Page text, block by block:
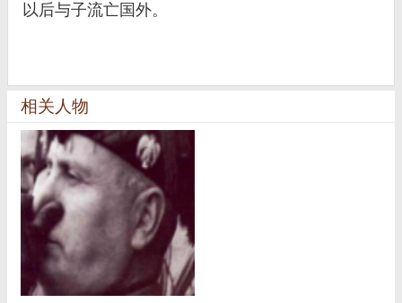
以后与子流亡国外。
相关人物